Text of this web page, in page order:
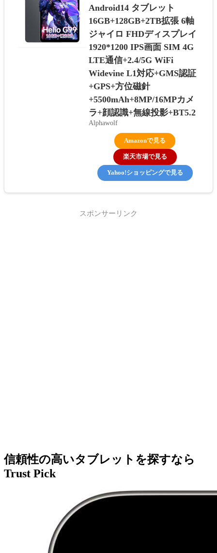
Android14 タブレット
16GB+128GB+2TB拡張 6軸
ジャイロ FHDディスプレイ
1920*1200 IPS画面 SIM 4G
LTE通信+2.4/5G WiFi
Widevine L1対応+GMS認証
+GPS+方位磁針
+5500mAh+8MP/16MPカメ
ラ+顔認識+無線投影+BT5.2
Alphawolf
Amazonで見る
楽天市場で見る
Yahoo!ショッピングで見る
スポンサーリンク
信頼性の高いタブレットを探すなら
Trust Pick